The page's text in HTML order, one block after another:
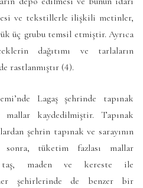
ve tekstillerle ilişkili metinler,
üç grubu temsil etmiştir. Ayrıca
dağıtımı ve tarlaların
rastlanmıştır (4).
Lagaş şehrinde tapınak
kaydedilmiştir. Tapınak
şehrin tapınak ve sarayının
sonra, tüketim fazlası mallar
taş, maden ve kereste ile
şehirlerinde de benzer bir